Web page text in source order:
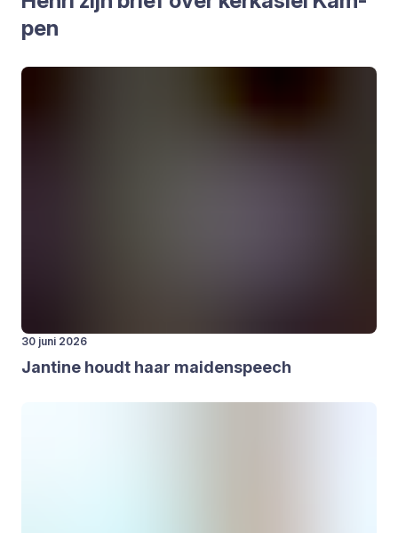
pen
30 juni 2026
Jan­ti­ne houdt haar mai­den­speech